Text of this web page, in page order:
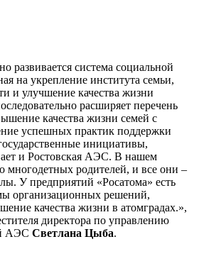
развивается система социальной
на укрепление института семьи,
и улучшение качества жизни
расширяет перечень
качества жизни семей с
успешных практик поддержки
инициативы,
и Ростовская АЭС. В нашем
многодетных родителей, и все они –
У предприятий «Росатома» есть
организационных решений,
качества жизни в атомградах.»,
директора по управлению
АЭС Светлана Цыба.